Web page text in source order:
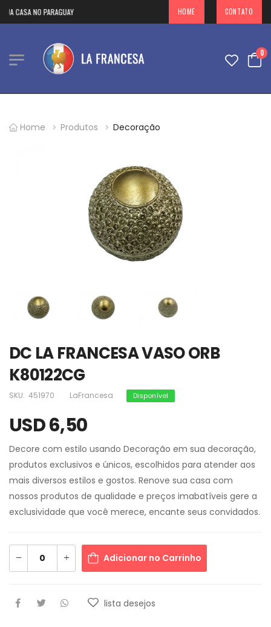
CASA NO PARAGUAY HOME CONTATO
0
Home Produtos Decoração
DC LA FRANCESA VASO ORB
K80122CG
SKU: 451970 LaFrancesa Disponível
USD 6,50
Decore com estilo usando Decoração em sua decoração,
produtos exclusivos e únicos, escolhidos para atender aos
mais diversos estilos e gostos. Renove sua casa com
nossos produtos de qualidade e preços imabatíveis gere a
exclusividade que você merece, encante seus convidados.
Adicionar no Carrinho
lista desejos